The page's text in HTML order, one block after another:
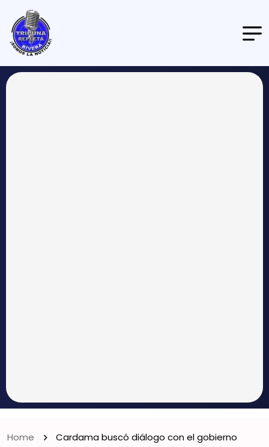
Home Cardama buscó diálogo con el gobierno